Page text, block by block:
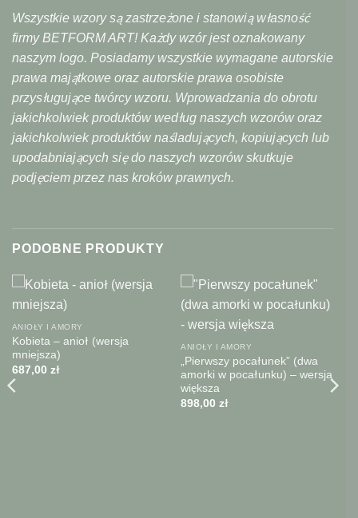
Wszystkie wzory są zastrzeżone i stanowią własność
firmy BETFORM ART! Każdy wzór jest oznakowany
naszym logo. Posiadamy wszystkie wymagane autorskie
prawa majątkowe oraz autorskie prawa osobiste
przysługujące twórcy wzoru. Wprowadzania do obrotu
jakichkolwiek produktów według naszych wzorów oraz
jakichkolwiek produktów naśladujących, kopiujących lub
upodabniających się do naszych wzorów skutkuje
podjęciem przez nas kroków prawnych.
PODOBNE PRODUKTY
ANIOŁY I AMORY
Kobieta – anioł (wersja
mniejsza)
687,00 zł
ANIOŁY I AMORY
„Pierwszy pocałunek” (dwa
amorki w pocałunku) – wersja
większa
898,00zł